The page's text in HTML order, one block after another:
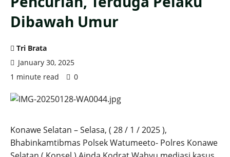
Dibawah Umur
Tri Brata
January 30, 2025
1 minute read
0
Konawe Selatan – Selasa, ( 28 / 1 / 2025 ),
Bhabinkamtibmas Polsek Watumeeto- Polres Konawe